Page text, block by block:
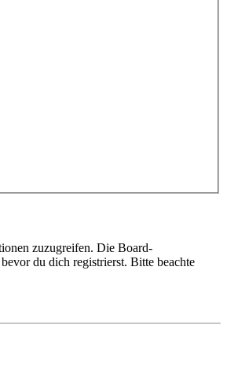
zuzugreifen. Die Board-
du dich registrierst. Bitte beachte